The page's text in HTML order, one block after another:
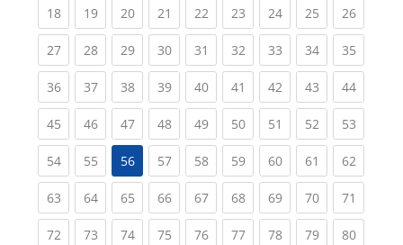
18(current)
19(current)
20(current)
21 (current)
22(current)
23(current)
24(current)
25(current)
26
27(current)
28(current)
29(current)
30(current)
31 (current)
32(current)
33(current)
34(current)
35
36(current)
37(current)
38(current)
39(current)
40(current)
41 (current)
42(current)
43(current)
44
45(current)
46(current)
47(current)
48(current)
49(current)
50(current)
51 (current)
52(current)
53
54(current)
55(current)
56 57(current)
58(current)
59(current)
60(current)
61 (current)
62
63(current)
64(current)
65(current)
66(current)
67(current)
68(current)
69(current)
70(current)
71
72(current)
73(current)
74(current)
75(current)
76(current)
77(current)
78(current)
79(current)
80